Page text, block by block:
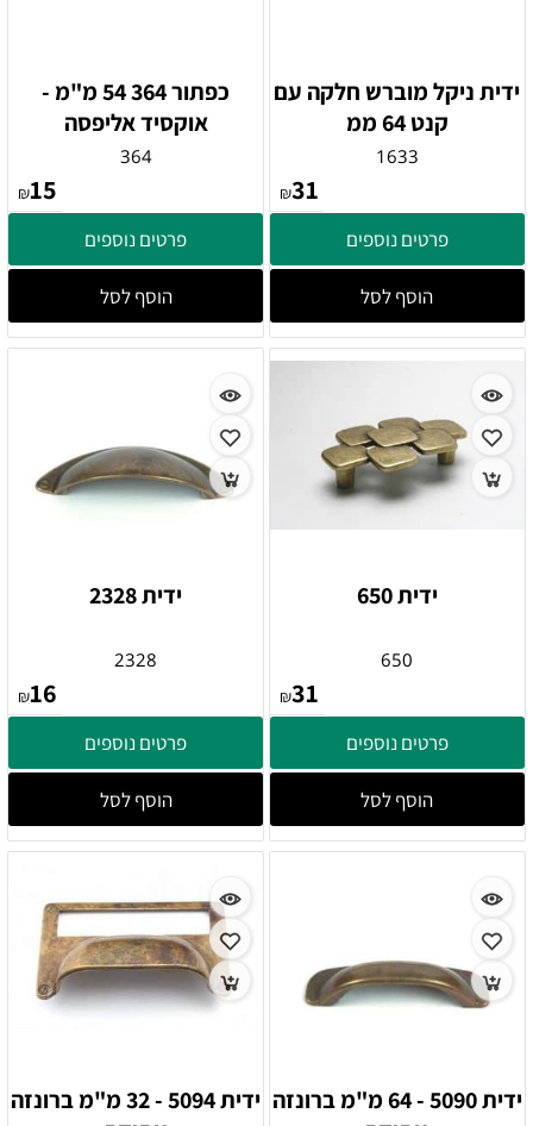
ידית ניקל מוברש חלקה עם
קנט 64 ממ
1633
₪31
פרטים נוספים
הוסף לסל
כפתור 364 54 מ"מ -
אוקסיד אליפסה
364
₪15
פרטים נוספים
הוסף לסל
ידית 650
650
₪31
פרטים נוספים
הוסף לסל
ידית 2328
2328
₪16
פרטים נוספים
הוסף לסל
ידית 5090 - 64 מ"מ ברונזה
ידית 5094 - 32 מ"מ ברונזה